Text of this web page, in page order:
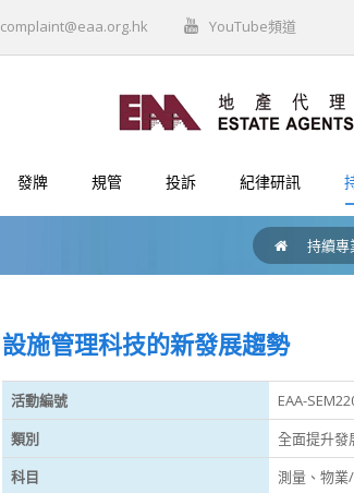
complaint@eaa.org.hk YouTube頻道
發牌 規管 投訴 紀律研訊
持續專
設施管理科技的新發展趨勢
活動編號
EAA-
類別
全面提升發
科目
測量、物業